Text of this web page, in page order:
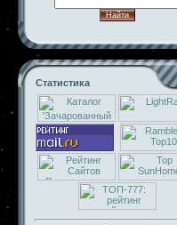
Статистика